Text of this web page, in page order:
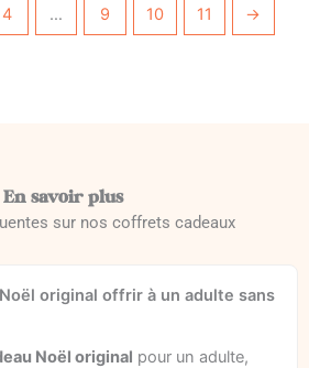
4 … 9 10 11 →
En savoir plus
sur nos coffrets cadeaux
original offrir à un adulte sans
Noël original pour un adulte,